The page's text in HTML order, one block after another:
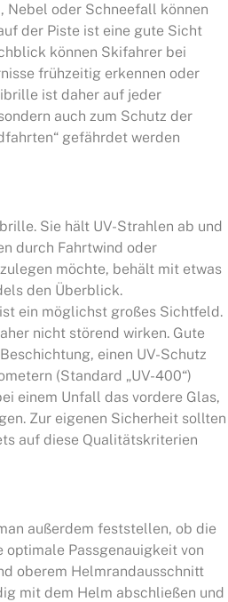
oder Schneefall können
der Piste ist eine gute Sicht
können Skifahrer bei
frühzeitig erkennen oder
ist daher auf jeder
auch zum Schutz der
gefährdet werden
Sie hält UV-Strahlen ab und
durch Fahrtwind oder
möchte, behält mit etwas
den Überblick.
ein möglichst großes Sichtfeld.
nicht störend wirken. Gute
einen UV-Schutz
(Standard „UV-400“)
einem Unfall das vordere Glas,
Zur eigenen Sicherheit sollten
auf diese Qualitätskriterien
außerdem feststellen, ob die
Passgenauigkeit von
oberem Helmrandausschnitt
mit dem Helm abschließen und